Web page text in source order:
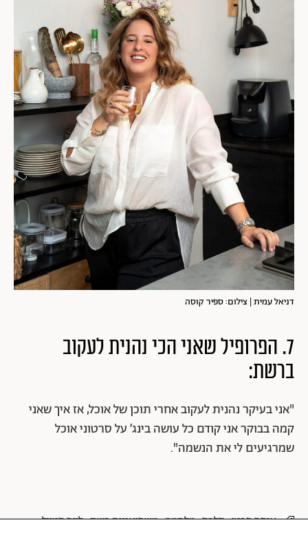
דניאל עמית | צילום: ספיר קוסה
7. הפרופיל שאני הכי נהנית לעקוב
ברשת:
"אני בעיקר נהנית לעקוב אחרי תוכן של אוכל, אז איך שאני
קמה בבוקר אני קודם כל עושה בינג׳ על סרטוני אוכל
שמרגיעים לי את הנשמה".
אוסף פרטי סלבס מלחמה משפיעניות רשת לייף סטייל